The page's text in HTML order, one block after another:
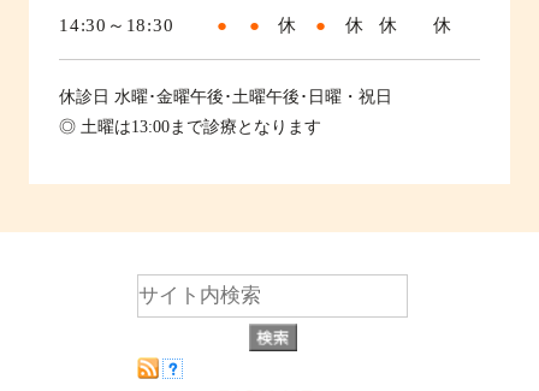
14:30～18:30
● ● 休 ● 休 休 休
休診日 水曜･金曜午後･土曜午後･日曜・祝日
◎ 土曜は13:00まで診療となります